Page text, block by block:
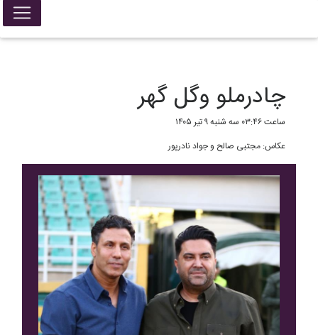
False{ return; }
چادرملو وگل گهر
ساعت ۰۳:۴۶ سه شنبه ۹ تیر ۱۴۰۵
عکاس: مجتبی صالح و جواد نادرپور